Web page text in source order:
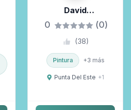
David
Construcciones
0 (0)
(38)
Pintura +3 más
Punta Del Este +1